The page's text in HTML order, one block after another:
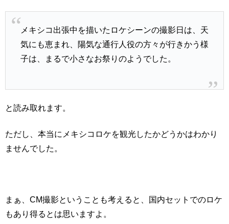
メキシコ出張中を描いたロケシーンの撮影日は、天
気にも恵まれ、陽気な通行人役の方々が行きかう様
子は、まるで小さなお祭りのようでした。
と読み取れます。
ただし、本当にメキシコロケを観光したかどうかはわかり
ませんでした。
まぁ、CM撮影ということも考えると、国内セットでのロケ
もあり得るとは思いますよ。